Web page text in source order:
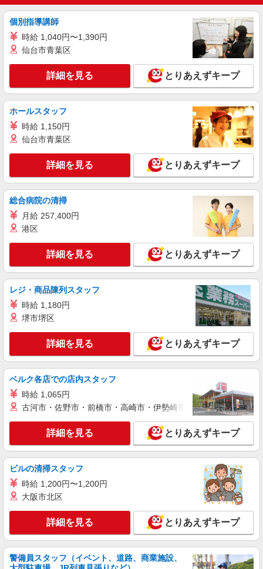
携帯販売スタッフ【softbank】
時給1400円〜1700円（経験・能力による） ※
残業代支給 ★交通費別途支給（規定あり） ゜
+゜・。○。・゜+゜・。○。・゜+゜ 入社祝い金10
ィブ支給(規定有) ★月2回払い・週払い可能（規程
有）★ ゜・。○。・゜+゜・。○。・゜+゜
キープ 詳細を見る
株式会社シエロ
時給1400円〜1500円（経験・能力による） ※
残業代支給 ★交通費別途支給（規定あり） ゜
+゜・。○。・゜+゜・。○。・゜+゜ 入社祝い金10
万円支給(規定有) お友達を紹介頂くと, インセンテ
ィブ支給(規定有) ★月2回払い・週払い可能（規程
有）★ ゜・。○。・゜+゜・。○。・゜+゜
長野県松本市のauショップ
キープ 詳細を見る
派遣社員
株式会社シエロ
携帯販売スタッフ【au】
月給259000円 ※残業手当別途支給 ※研修期間
6か月・時給1500円〜 ★交通費別途支給（規定あ
り） ゜+゜・。○。・゜+゜・。○。・゜+゜ 入社
祝い金10万円支給(規定有) お友達を紹介頂くと, イ
ンセンティブ支給(規定有) ゜・。○。・゜+゜・。
長野県松本市の家電量販店
キープ 詳細を見る
紹介予定派遣
株式会社シエロ
人気機種に詳しくなれる携帯販売
【softbank】
時給1400円〜1700円（経験・能力による） ※
残業代支給 ★交通費別途支給（規定あり） ゜
+゜・。○。・゜+゜・。○。・゜+゜ 入社祝い金10
ィブ支給(規定有) ★月2回払い・週払い可能（規程
有）★ ゜・。○。・゜+゜・。○。・゜+゜
長野県松本市の家電量販店
キープ 詳細を見る
紹介予定派遣
【楽天モバイル】人気機種に詳しくなれる携帯
時給1500円〜 ※残業代支給 ★交通費別途支給
（規定あり） ゜+゜・。○。・゜+゜・。○。・゜
+゜ 入社祝い金10万円支給(規定有) お友達を紹介
頂くと, インセンティブ支給(規定有) ★月2回払
い・週払い可能（規程有）★ ゜・。○。・゜
長野県松本市の楽天モバイルショップ
詳細を見る
個別指導講師
時給 1,040円〜1,390円
仙台市青葉区
詳細を見る とりあえずキープ
ホールスタッフ
時給 1,150円
仙台市青葉区
詳細を見る とりあえずキープ
総合病院の清掃
月給 257,400円
港区
詳細を見る とりあえずキープ
レジ・商品陳列スタッフ
時給 1,180円
堺市堺区
詳細を見る とりあえずキープ
ベルク各店での店内スタッフ
時給 1,065円
古河市・佐野市・前橋市・高崎市・伊勢崎市・太田市・館林市
詳細を見る とりあえずキープ
ビルの清掃スタッフ
時給 1,200円〜1,200円
大阪市北区
詳細を見る とりあえずキープ
警備員スタッフ（イベント、道路、商業施設、